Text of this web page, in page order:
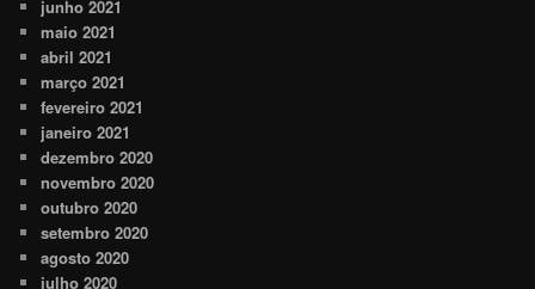
junho 2021
maio 2021
abril 2021
março 2021
fevereiro 2021
janeiro 2021
dezembro 2020
novembro 2020
outubro 2020
setembro 2020
agosto 2020
julho 2020